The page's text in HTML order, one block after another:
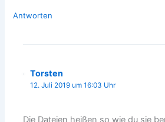
Antworten
Torsten
12. Juli 2019 um 16:03 Uhr